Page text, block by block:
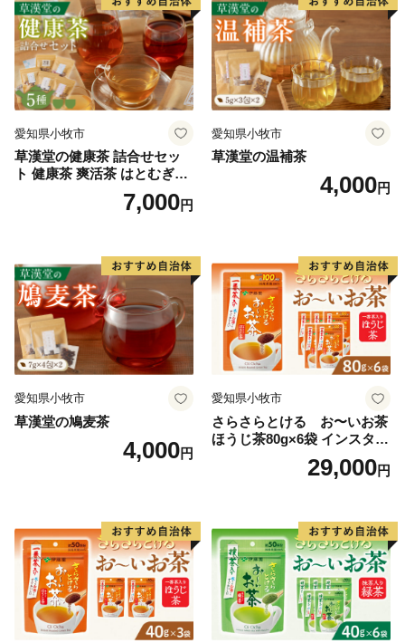
愛知県小牧市
草漢堂の健康茶 詰合せセッ
ト 健康茶 爽活茶 はとむぎ茶
温補茶 健食茶 和漢紅茶 お茶
7,000円
愛知県小牧市
草漢堂の温補茶
4,000円
愛知県小牧市
草漢堂の鳩麦茶
4,000円
愛知県小牧市
さらさらとける お〜いお茶
ほうじ茶80g×6袋 インスタン
トほうじ茶 粉末ほうじ茶 粉
末茶 おーいお茶 粉末緑茶
29,000円